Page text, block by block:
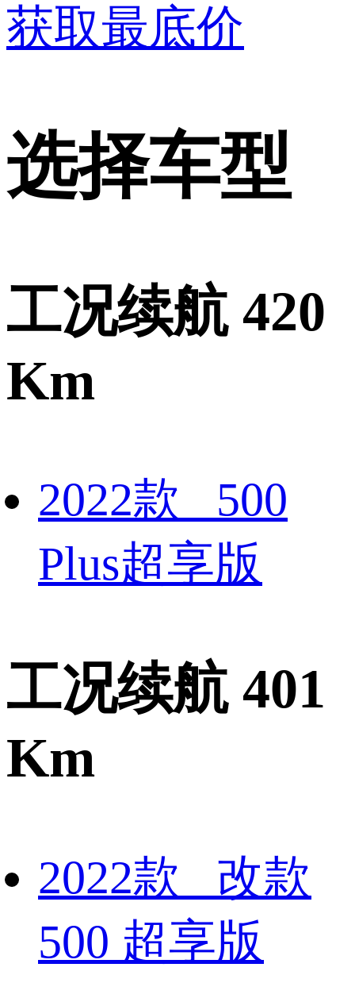
获取最底价
选择车型
工况续航 420
Km
2022款 500
Plus超享版
工况续航 401
Km
2022款 改款
500 超享版